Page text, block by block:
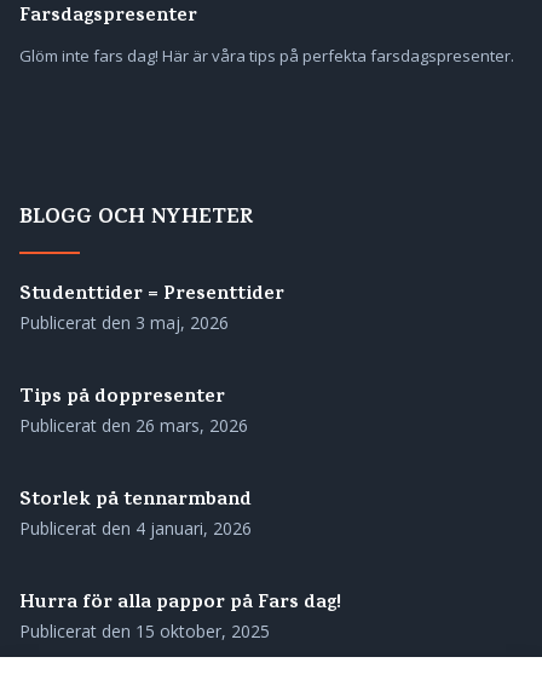
Farsdagspresenter
Glöm inte fars dag! Här är våra tips på perfekta farsdagspresenter.
BLOGG OCH NYHETER
Studenttider = Presenttider
Publicerat den 3 maj, 2026
Tips på doppresenter
Publicerat den 26 mars, 2026
Storlek på tennarmband
Publicerat den 4 januari, 2026
Hurra för alla pappor på Fars dag!
Publicerat den 15 oktober, 2025